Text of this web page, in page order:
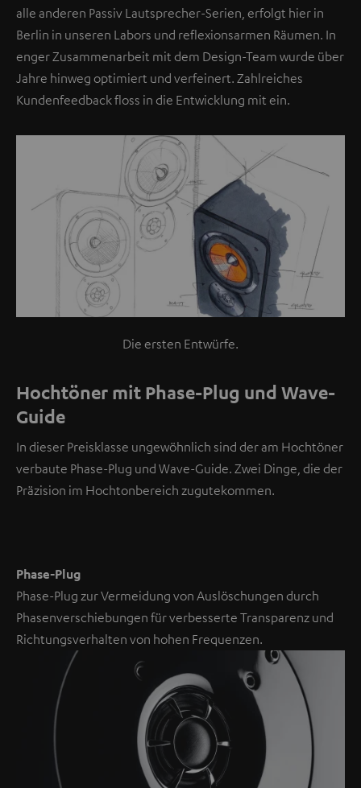
alle anderen Passiv Lautsprecher-Serien, erfolgt hier in
Berlin in unseren Labors und reflexionsarmen Räumen. In
enger Zusammenarbeit mit dem Design-Team wurde über
Jahre hinweg optimiert und verfeinert. Zahlreiches
Kundenfeedback floss in die Entwicklung mit ein.
Die ersten Entwürfe.
Hochtöner mit Phase-Plug und Wave-
Guide
In dieser Preisklasse ungewöhnlich sind der am Hochtöner
verbaute Phase-Plug und Wave-Guide. Zwei Dinge, die der
Präzision im Hochtonbereich zugutekommen.
Phase-Plug
Phase-Plug zur Vermeidung von Auslöschungen durch
Phasenverschiebungen für verbesserte Transparenz und
Richtungsverhalten von hohen Frequenzen.